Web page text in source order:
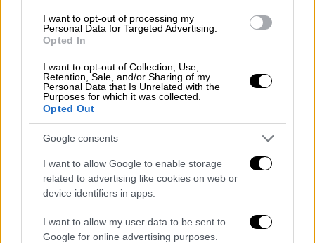
I want to opt-out of processing my
Personal Data for Targeted Advertising.
Opted In
I want to opt-out of Collection, Use,
Retention, Sale, and/or Sharing of my
Personal Data that Is Unrelated with the
Purposes for which it was collected.
Opted Out
Google consents
I want to allow Google to enable storage
related to advertising like cookies on web or
device identifiers in apps.
I want to allow my user data to be sent to
Google for online advertising purposes.
«Κατ’αρχάς είναι τραγικό να λέμε ότι σε
σύγκρουση. Πότε στην Ελλάδα έχει γίνει
αυτό;Μέχρι το 2018 είχαμε μονή και δεν
είχε γίνει σύγκρουση
δυστυχήματααλλά είναι δυνατόν σε διπλή να
γίνει μετωπική;
Στη συνέχεια τόνισε ότι «αποδομήθηκε,
κατέρρευσε όλο το σύστημα μέσα στα 4
χρόνια
. Κατέρρευσε γιατί συνεχίστηκε μια
άλλη λογική στην στελέχωση του ΟΣΕ», ενώ